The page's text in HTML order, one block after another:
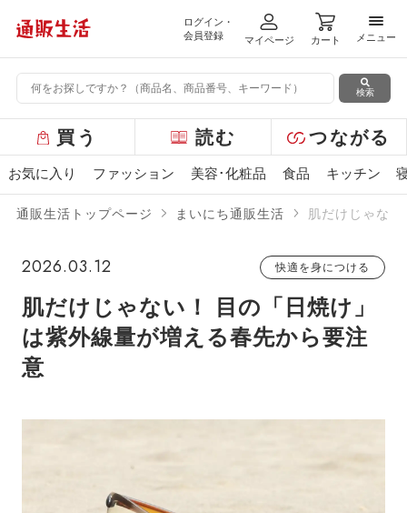
ログイン・
会員登録
マイページ カート
メ
メニュー
検索
ー
バ
買う 読む つながる
お気に入り ファッション 美容･化粧品 食品 キッチン
通販生活トップページ まいにち通販生活 肌だけじゃな
2026.03.12 快適を身につける
肌だけじゃない！ 目の「日焼け」
は紫外線量が増える春先から要注
意